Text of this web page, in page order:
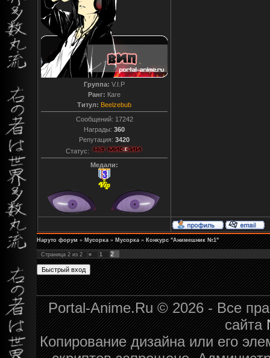
Группа: V.I.P
Ранг: Каге
Титул: Beelzebub
Сообщений: 17242
Награды: 360
Репутация: 3420
Статус:
Медали:
Наруто форум » Мусорка » Мусорка » Конкурс "Анимешник №1"
Страница 2 из 2 « 1 2
Portal-Anime.Ru © 2026 - Все
сайта
Копирование дизайна или его